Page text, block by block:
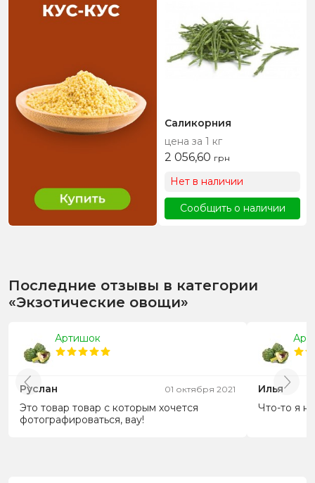
Саликорния
цена за 1 кг
2 056,60 грн
Нет в наличии
Сообщить о наличии
Последние отзывы в категории
«Экзотические овощи»
Артишок
Руслан 01 октября 2021
Это товар товар с которым хочется
фотографироваться, вау!
Илья
Что-то я